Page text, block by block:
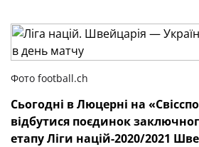
Фото football.ch
Сьогодні вЛюцерні на
відбутися поєдинок
етапуЛіги націй-2020/2021